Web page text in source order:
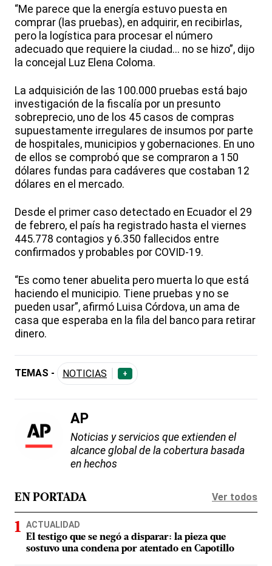
“Me parece que la energía estuvo puesta en
comprar (las pruebas), en adquirir, en recibirlas,
pero la logística para procesar el número
adecuado que requiere la ciudad... no se hizo”, dijo
la concejal Luz Elena Coloma.
La adquisición de las 100.000 pruebas está bajo
investigación de la fiscalía por un presunto
sobreprecio, uno de los 45 casos de compras
supuestamente irregulares de insumos por parte
de hospitales, municipios y gobernaciones. En uno
de ellos se comprobó que se compraron a 150
dólares fundas para cadáveres que costaban 12
dólares en el mercado.
Desde el primer caso detectado en Ecuador el 29
de febrero, el país ha registrado hasta el viernes
445.778 contagios y 6.350 fallecidos entre
confirmados y probables por COVID-19.
“Es como tener abuelita pero muerta lo que está
haciendo el municipio. Tiene pruebas y no se
pueden usar”, afirmó Luisa Córdova, un ama de
casa que esperaba en la fila del banco para retirar
dinero.
TEMAS - NOTICIAS +
AP
Noticias y servicios que extienden el
alcance global de la cobertura basada
en hechos
EN PORTADA Ver todos
ACTUALIDAD
El testigo que se negó a disparar: la pieza que
sostuvo una condena por atentado en Capotillo